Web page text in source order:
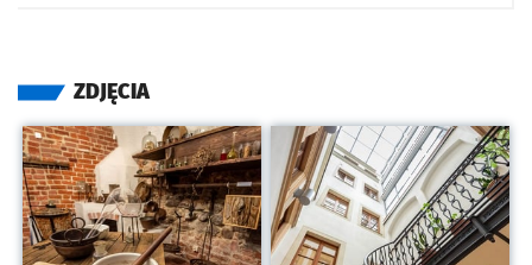
ZDJĘCIA
Kliknij, aby powiększyć Kliknij, aby powiększyć